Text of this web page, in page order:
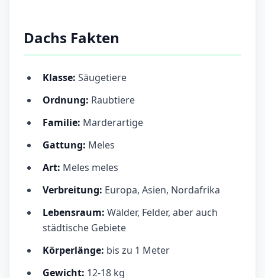
Dachs Fakten
Klasse: Säugetiere
Ordnung: Raubtiere
Familie: Marderartige
Gattung: Meles
Art: Meles meles
Verbreitung: Europa, Asien, Nordafrika
Lebensraum: Wälder, Felder, aber auch
städtische Gebiete
Körperlänge: bis zu 1 Meter
Gewicht: 12-18 kg